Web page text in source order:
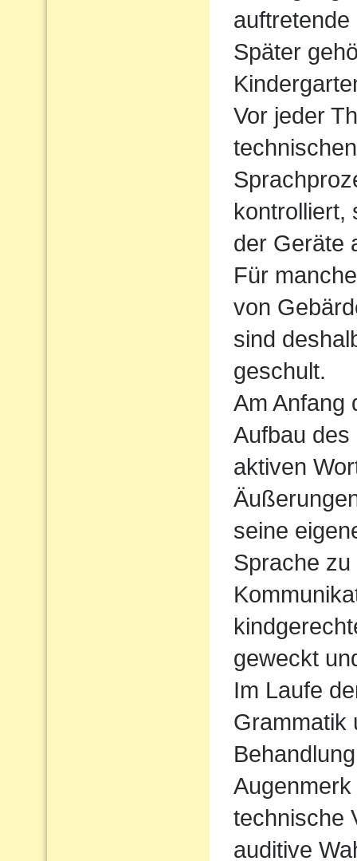
Später
Vor jeder
kontrolliert,
der Geräte
Für
von
sind
geschult.
Am Anfang
Aufbau
aktiven
seine
Sprache
geweckt
Im Laufe
Grammatik
technische
auditive